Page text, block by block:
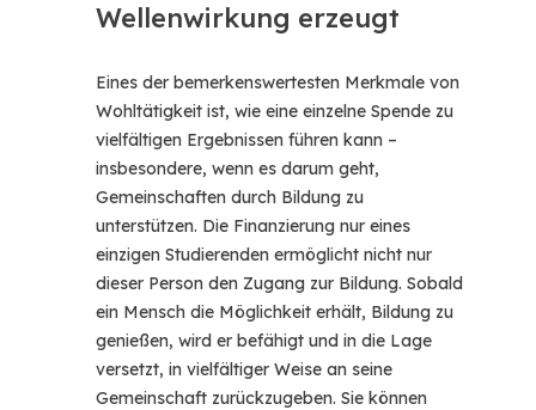
Wellenwirkung erzeugt
Eines der bemerkenswertesten Merkmale von
Wohltätigkeit ist, wie eine einzelne Spende zu
vielfältigen Ergebnissen führen kann –
insbesondere, wenn es darum geht,
Gemeinschaften durch Bildung zu
unterstützen. Die Finanzierung nur eines
einzigen Studierenden ermöglicht nicht nur
dieser Person den Zugang zur Bildung. Sobald
ein Mensch die Möglichkeit erhält, Bildung zu
genießen, wird er befähigt und in die Lage
versetzt, in vielfältiger Weise an seine
Gemeinschaft zurückzugeben. Sie können